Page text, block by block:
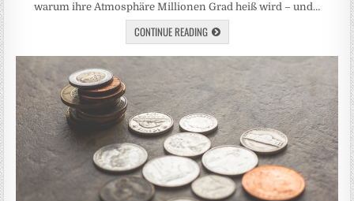
warum ihre Atmosphäre Millionen Grad heiß wird – und…
CONTINUE READING